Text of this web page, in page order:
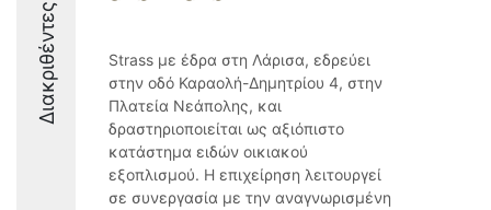
Διακριθέντες
Strass με έδρα στη Λάρισα, εδρεύει
στην οδό Καραολή-Δημητρίου 4, στην
Πλατεία Νεάπολης, και
δραστηριοποιείται ως αξιόπιστο
κατάστημα ειδών οικιακού
εξοπλισμού. Η επιχείρηση λειτουργεί
σε συνεργασία με την αναγνωρισμένη